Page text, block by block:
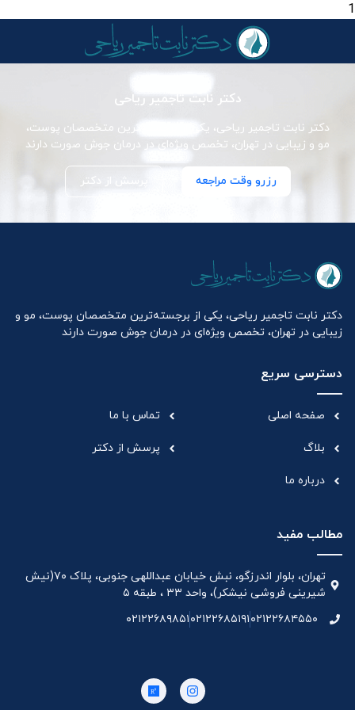
1
دکتر نابت تاجمیر ریاحی
دکتر نابت تاجمیر ریاحی، یکی از برجسته‌ترین متخصصان پوست،
مو و زیبایی در تهران، تخصص ویژه‌ای در درمان جوش صورت دارند
رزرو وقت مراجعه پرسش از دکتر
دکتر نابت تاجمیر ریاحی، یکی از برجسته‌ترین متخصصان پوست، مو و
زیبایی در تهران، تخصص ویژه‌ای در درمان جوش صورت دارند
دسترسی سریع
صفحه اصلی
بلاگ
درباره ما
تماس با ما
پرسش از دکتر
مطالب مفید
تهران، بلوار اندرزگو، نبش خیابان عبداللهی جنوبی، پلاک ۷۰(نیش
شیرینی فروشی نیشکر)، واحد ۳۳ ، طبقه ۵
۰۲۱۲۲۶۸۴۵۵۰۰۲۱۲۲۶۸۵۱۹۱۰۲۱۲۲۶۸۹۸۵۱